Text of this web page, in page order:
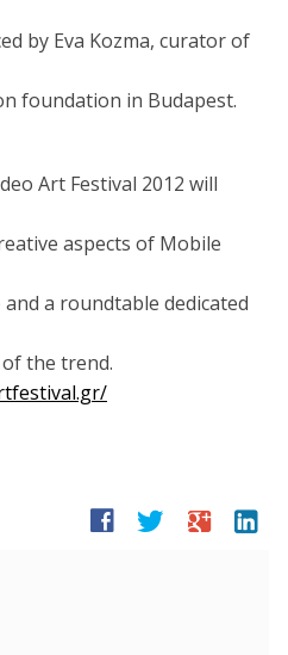
by Eva Kozma, curator of
foundation in Budapest.
Art Festival 2012 will
aspects of Mobile
a roundtable dedicated
the trend.
facebook twitter google linkedin